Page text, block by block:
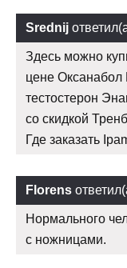
Srednij
Здесь можно
цене Оксанабол
тестостерон
со скидкой
Где заказать
Florens
Нормального
с ножницами.